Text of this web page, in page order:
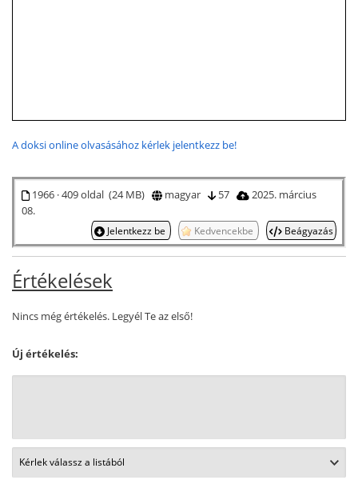
A doksi online olvasásához kérlek jelentkezz be!
1966 · 409 oldal (24 MB) magyar 57
2025. március
08.
Jelentkezz be Kedvencekbe Beágyazás
Értékelések
Nincs még értékelés. Legyél Te az első!
Új értékelés: